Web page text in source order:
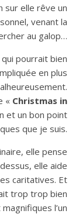
sur elle rêve un
venant la
au galop…
qui pourrait bien
en plus
« Christmas in
et un bon point
que je suis.
elle pense
elle aide
caritatives. Et
trop trop bien
l’un